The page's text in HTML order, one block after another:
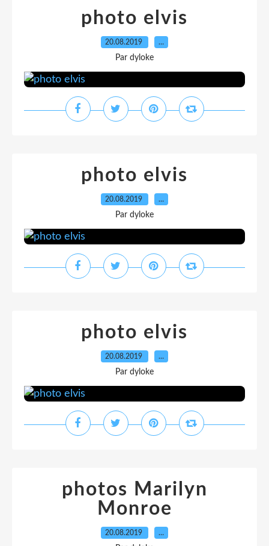
photo elvis
20.08.2019 …
Par dyloke
photo elvis
20.08.2019 …
Par dyloke
photo elvis
20.08.2019 …
Par dyloke
photos Marilyn
Monroe
20.08.2019 …